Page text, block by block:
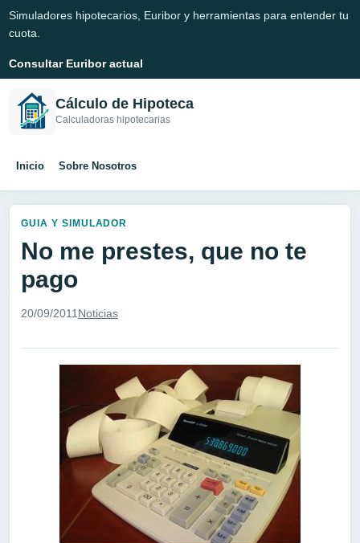
Simuladores hipotecarios, Euribor y herramientas para entender tu
cuota.
Consultar Euribor actual
Cálculo de Hipoteca
Calculadoras hipotecarias
Inicio Sobre Nosotros
GUIA Y SIMULADOR
No me prestes, que no te
pago
20/09/2011 Noticias